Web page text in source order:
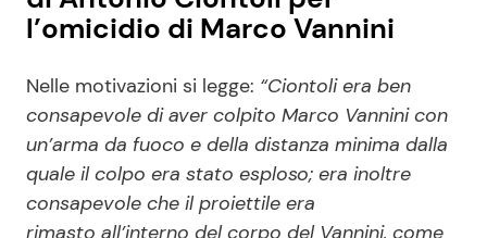
l’omicidio di Marco Vannini
Nelle motivazioni si legge: “Ciontoli era ben
consapevole di aver colpito Marco Vannini con
un’arma da fuoco e della distanza minima dalla
quale il colpo era stato esploso; era inoltre
consapevole che il proiettile era
rimasto all’interno del corpo del Vannini, come